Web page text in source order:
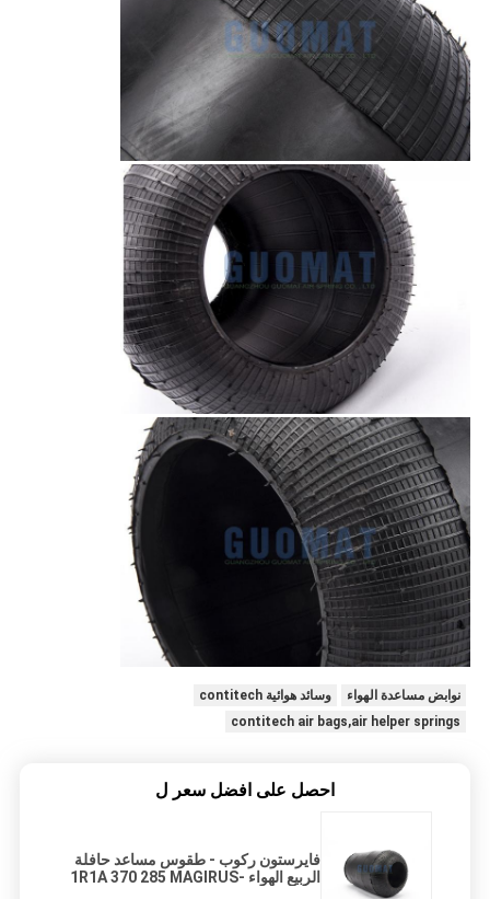
نوابض مساعدة الهواء
وسائد هوائية contitech
contitech air bags,air helper springs
احصل على افضل سعر ل
فايرستون ركوب - طقوس مساعد حافلة
الربيع الهواء 1R1A 370 285 MAGIRUS-